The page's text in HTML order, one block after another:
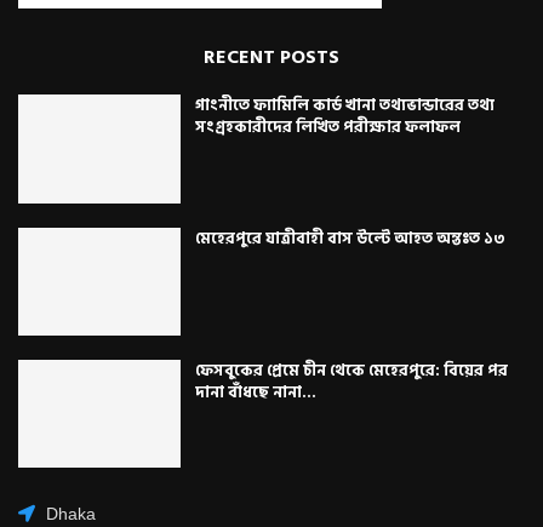
RECENT POSTS
গাংনীতে ফ্যামিলি কার্ড খানা তথ্যভান্ডারের তথ্য
সংগ্রহকারীদের লিখিত পরীক্ষার ফলাফল
মেহেরপুরে যাত্রীবাহী বাস উল্টে আহত অন্তঃত ১৩
ফেসবুকের প্রেমে চীন থেকে মেহেরপুরে: বিয়ের পর
দানা বাঁধছে নানা...
Dhaka